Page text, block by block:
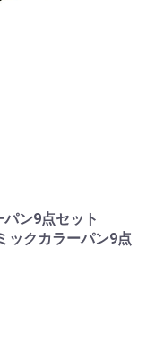
ン9点セット
ックカラーパン9点